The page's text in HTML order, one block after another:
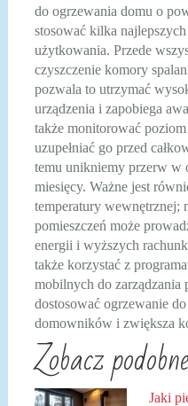
do ogrzewania domu o
stosować kilka
użytkowania. Przede
czyszczenie komory
pozwala to utrzymać
urządzenia i zapobiega
także monitorować
uzupełniać go przed
temu unikniemy przerw w
miesięcy. Ważne jest
temperatury wewnętrznej;
pomieszczeń może
energii i wyższych
także korzystać z
mobilnych do zarządzania
dostosować ogrzewanie
domowników i zwiększa
Zobacz
Jaki